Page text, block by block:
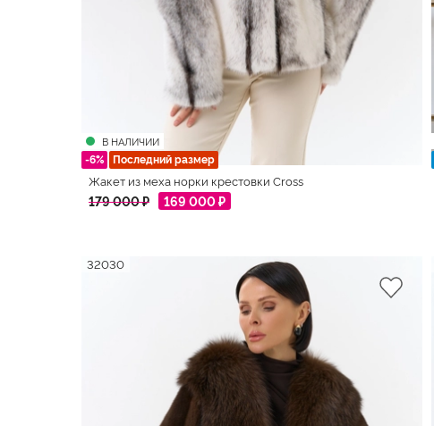
В НАЛИЧИИ
-6% Последний размер
Жакет из меха норки крестовки Cross
179 000 ₽ 169 000 ₽
32030